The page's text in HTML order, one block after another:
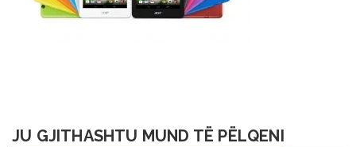
JU GJITHASHTU MUND TË PËLQENI